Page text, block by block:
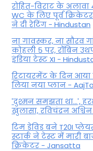
रोहित-विराट के
WC के लिए पूर्व
ने दी रेटिंग - Hindustan
ना गावस्कर, ना सौरव
कोहली 5 पर, रॉबिन
इंडिया टेस्ट XI -
रिटायरमेंट के दिन
लिया नया प्लान -
'दुश्मन समझता था...',
खुलासा, रव‍िचंद्रन
टिम डेविड बने T20I
स्टार्क ने टेस्ट में मारी
क्रिकेटर - Jansatta